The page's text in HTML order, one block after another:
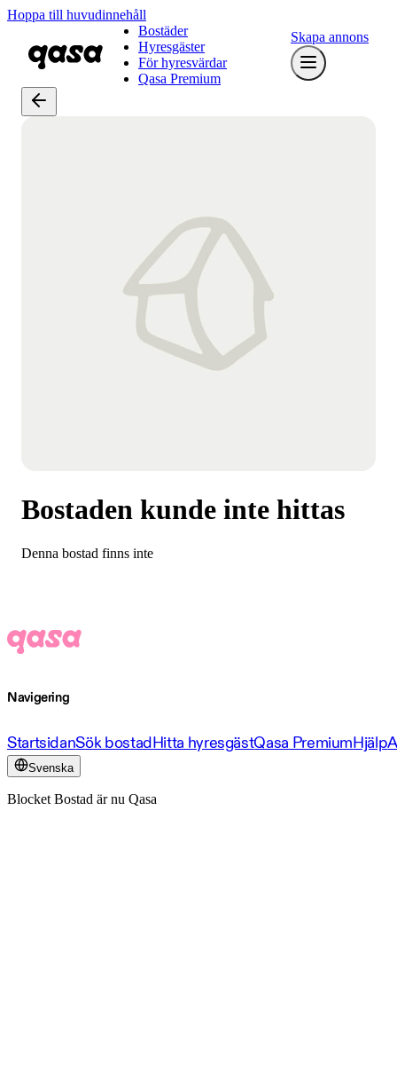
Hoppa till huvudinnehåll
Bostäder
Hyresgäster
För hyresvärdar
Qasa Premium
Skapa annons
Bostaden kunde inte hittas
Denna bostad finns inte
Navigering
StartsidanSök bostadHitta hyresgästQasa PremiumHjälp
Svenska
Blocket Bostad är nu Qasa